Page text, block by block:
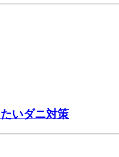
いダニ対策